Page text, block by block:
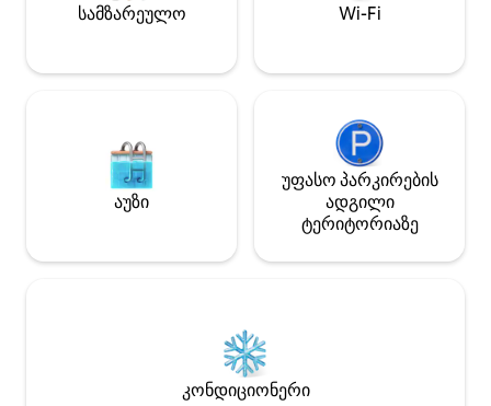
Დასაძინებლები 8 Უფასო საპარკინგე
ადგილი ქუჩაში
თქვენი
სამზარეულო Wi-Fi
აუზი
უფასო პარკირების
ადგილი
ტერიტორიაზე
კონდიციონერი